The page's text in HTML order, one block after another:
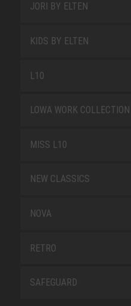
JORI BY ELTEN
KIDS BY ELTEN
L10
LOWA WORK COLLECTION
MISS L10
NEW CLASSICS
NOVA
RETRO
SAFEGUARD